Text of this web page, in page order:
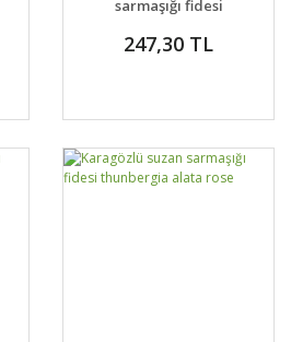
sarmaşığı fidesi
terracotta
247,30 TL